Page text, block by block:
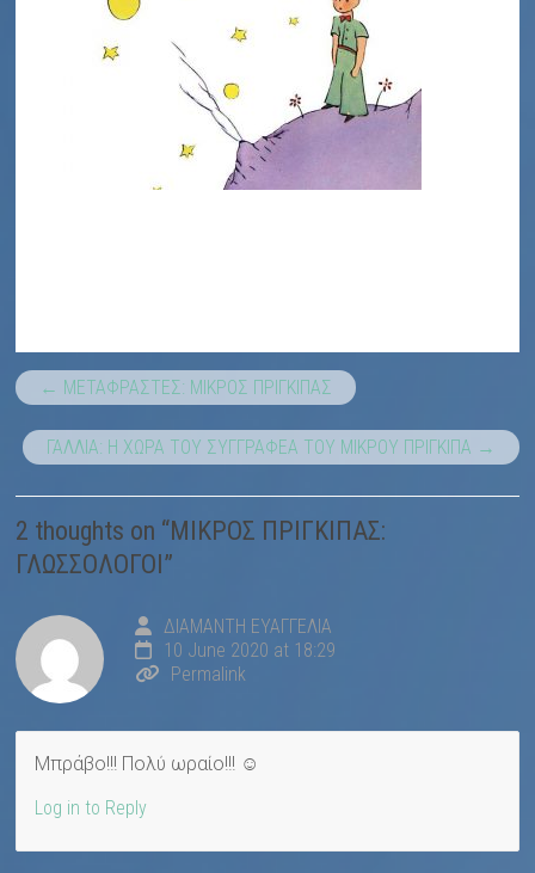
← ΜΕΤΑΦΡΑΣΤΕΣ: ΜΙΚΡΟΣ ΠΡΙΓΚΙΠΑΣ
ΓΑΛΛΙΑ: Η ΧΩΡΑ ΤΟΥ ΣΥΓΓΡΑΦΕΑ ΤΟΥ ΜΙΚΡΟΥ ΠΡΙΓΚΙΠΑ →
2 thoughts on “ΜΙΚΡΟΣ ΠΡΙΓΚΙΠΑΣ:
ΓΛΩΣΣΟΛΟΓΟΙ”
ΔΙΑΜΑΝΤΗ ΕΥΑΓΓΕΛΙΑ
10 June 2020 at 18:29
Permalink
Μπράβο!!! Πολύ ωραίο!!! ☺
Log in to Reply